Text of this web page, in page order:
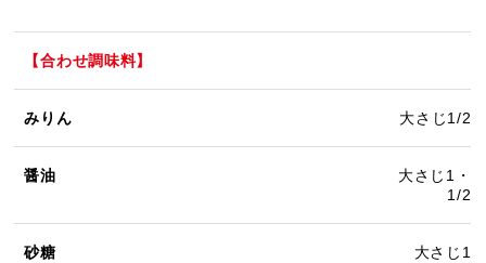
【合わせ調味料】
みりん 大さじ1/2
醤油
大さじ1・
1/2
砂糖 大さじ1